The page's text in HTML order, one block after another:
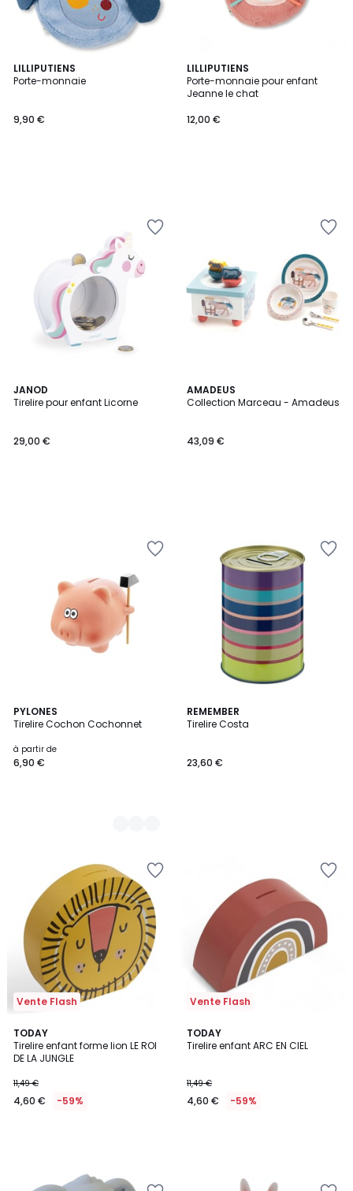
LILLIPUTIENS
Porte-monnaie
9,90 €
LILLIPUTIENS
Porte-monnaie pour enfant
Jeanne le chat
12,00 €
JANOD
Tirelire pour enfant Licorne
29,00 €
AMADEUS
Collection Marceau - Amadeus
43,09 €
PYLONES
Tirelire Cochon Cochonnet
à partir de
6,90 €
3
Couleurs
REMEMBER
Tirelire Costa
23,60 €
Vente Flash
TODAY
Tirelire enfant forme lion LE ROI
DE LA JUNGLE
11,49 €
4,60 € -59%
Vente Flash
TODAY
Tirelire enfant ARC EN CIEL
11,49 €
4,60 € -59%